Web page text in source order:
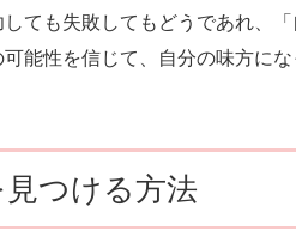
ても失敗してもどうであれ、
能性を信じて、自分の味方にな
つける方法